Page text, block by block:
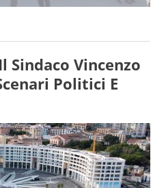
Sindaco Vincenzo
Politici E